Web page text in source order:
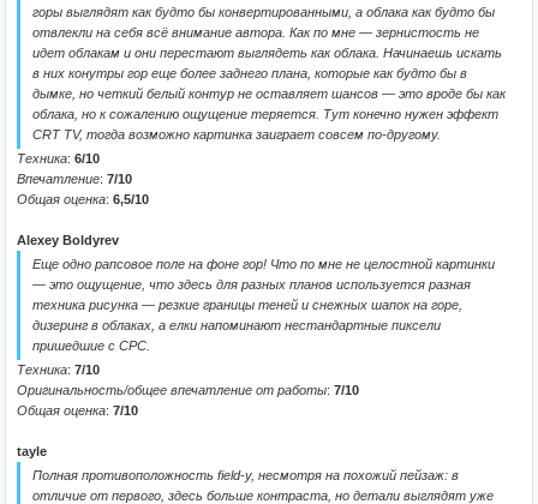
горы выглядят как будто бы конвертированными, а облака как будто бы
отвлекли на себя всё внимание автора. Как по мне — зернистость не
идет облакам и они перестают выглядеть как облака. Начинаешь искать
в них конутры гор еще более заднего плана, которые как будто бы в
дымке, но четкий белый контур не оставляет шансов — это вроде бы как
облака, но к сожалению ощущение теряется. Тут конечно нужен эффект
CRT TV, тогда возможно картинка заиграет совсем по-другому.
Техника: 6/10
Впечатление: 7/10
Общая оценка: 6,5/10
Alexey Boldyrev
Еще одно рапсовое поле на фоне гор! Что по мне не целостной картинки
— это ощущение, что здесь для разных планов используется разная
техника рисунка — резкие границы теней и снежных шапок на горе,
дизеринг в облаках, а елки напоминают нестандартные пиксели
пришедшие с CPC.
Техника: 7/10
Оригинальность/общее впечатление от работы: 7/10
Общая оценка: 7/10
tayle
Полная противоположность field-у, несмотря на похожий пейзаж: в
отличие от первого, здесь больше контраста, но детали выглядят уже